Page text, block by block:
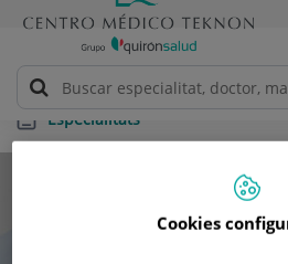
Especialitats
Cookies